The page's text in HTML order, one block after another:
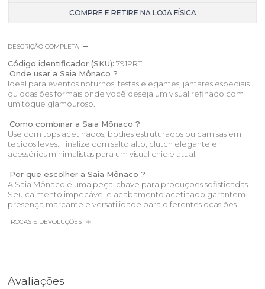
COMPRE E RETIRE NA LOJA FÍSICA
DESCRIÇÃO COMPLETA
Código identificador (SKU): 791PRT
Onde usar a Saia Mônaco ?
Ideal para eventos noturnos, festas elegantes, jantares especiais
ou ocasiões formais onde você deseja um visual refinado com
um toque glamouroso.
Como combinar a Saia Mônaco ?
Use com tops acetinados, bodies estruturados ou camisas em
tecidos leves. Finalize com salto alto, clutch elegante e
acessórios minimalistas para um visual chic e atual.
Por que escolher a Saia Mônaco ?
A Saia Mônaco é uma peça-chave para produções sofisticadas.
Seu caimento impecável e acabamento acetinado garantem
presença marcante e versatilidade para diferentes ocasiões.
TROCAS E DEVOLUÇÕES
Avaliações